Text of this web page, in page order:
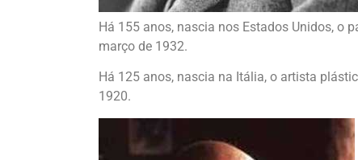
Há 155 anos, nascia nos Estados Unidos, o
março de 1932.
Há 125 anos, nascia na Itália, o artista
1920.